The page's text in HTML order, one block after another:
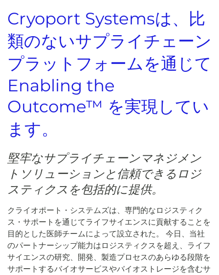
Cryoport Systemsは、比
類のないサプライチェーン
プラットフォームを通じて
Enabling the
Outcome™ を実現してい
ます。
堅牢なサプライチェーンマネジメン
トソリューションと信頼できるロジ
スティクスを包括的に提供。
クライオポート・システムズは、専門的なロジスティク
ス・サポートを通じてライフサイエンスに貢献することを
目的とした医師チームによって設立された。 今日、当社
のパートナーシップ能力はロジスティクスを超え、ライフ
サイエンスの研究、開発、製造プロセスのあらゆる段階を
サポートするバイオサービスやバイオストレージを含むサ